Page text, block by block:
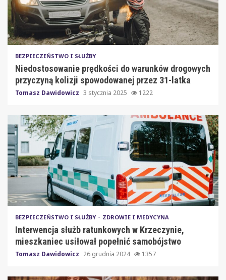
BEZPIECZEŃSTWO I SŁUŻBY
Niedostosowanie prędkości do warunków drogowych
przyczyną kolizji spowodowanej przez 31-latka
Tomasz Dawidowicz 3 stycznia 2025 1222
BEZPIECZEŃSTWO I SŁUŻBY ZDROWIE I MEDYCYNA
Interwencja służb ratunkowych w Krzeczynie,
mieszkaniec usiłował popełnić samobójstwo
Tomasz Dawidowicz 26 grudnia 2024 1357